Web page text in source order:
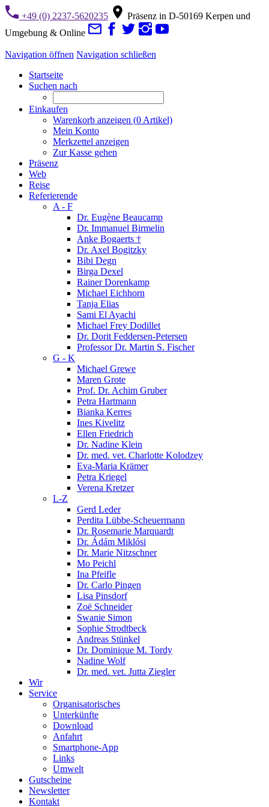
+49 (0) 2237-5620235
Präsenz in D-50169 Kerpen und
Umgebung & Online
Navigation öffnen Navigation schließen
Startseite
Suchen nach
Einkaufen
Warenkorb anzeigen (0 Artikel)
Mein Konto
Merkzettel anzeigen
Zur Kasse gehen
Präsenz
Web
Reise
Referierende
A - F
Dr. Eugène Beaucamp
Dr. Immanuel Birmelin
Anke Bogaerts †
Dr. Axel Bogitzky
Bibi Degn
Birga Dexel
Rainer Dorenkamp
Michael Eichhorn
Tanja Elias
Sami El Ayachi
Michael Frey Dodillet
Dr. Dorit Feddersen-Petersen
Professor Dr. Martin S. Fischer
G - K
Michael Grewe
Maren Grote
Prof. Dr. Achim Gruber
Petra Hartmann
Bianka Kerres
Ines Kivelitz
Ellen Friedrich
Dr. Nadine Klein
Dr. med. vet. Charlotte Kolodzey
Eva-Maria Krämer
Petra Kriegel
Verena Kretzer
L-Z
Gerd Leder
Perdita Lübbe-Scheuermann
Dr. Rosemarie Marquardt
Dr. Ádám Miklósi
Dr. Marie Nitzschner
Mo Peichl
Ina Pfeifle
Dr. Carlo Pingen
Lisa Pinsdorf
Zoë Schneider
Swanie Simon
Sophie Strodtbeck
Andreas Stünkel
Dr. Dominique M. Tordy
Nadine Wolf
Dr. med. vet. Jutta Ziegler
Wir
Service
Organisatorisches
Unterkünfte
Download
Anfahrt
Smartphone-App
Links
Umwelt
Gutscheine
Newsletter
Kontakt